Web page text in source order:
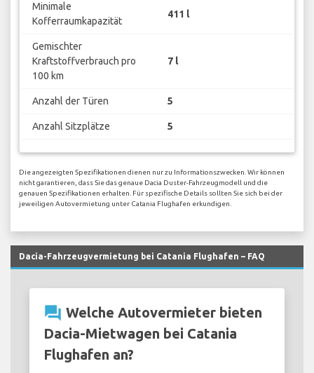
Minimale
Kofferraumkapazität
411 l
Gemischter
Kraftstoffverbrauch pro
100 km
7 l
Anzahl der Türen 5
Anzahl Sitzplätze 5
Die angezeigten Spezifikationen dienen nur zu Informationszwecken. Wir können
nicht garantieren, dass Sie das genaue Dacia Duster-Fahrzeugmodell und die
genauen Spezifikationen erhalten. Für spezifische Details sollten Sie sich bei der
jeweiligen Autovermietung unter Catania Flughafen erkundigen.
Dacia-Fahrzeugvermietung bei Catania Flughafen – FAQ
question_answer Welche Autovermieter bieten
Dacia-Mietwagen bei Catania
Flughafen an?